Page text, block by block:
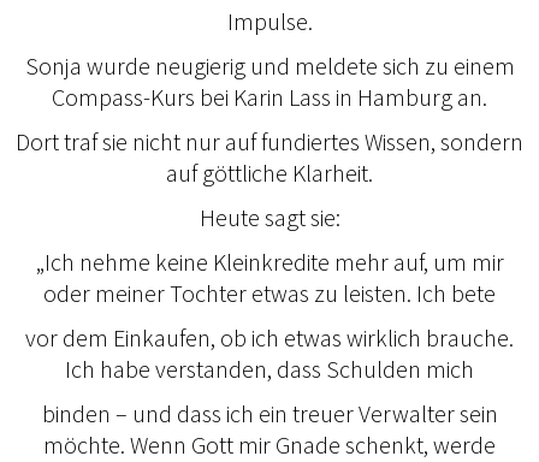
Impulse.
Sonja wurde neugierig und meldete sich zu einem
Compass-Kurs bei Karin Lass in Hamburg an.
Dort traf sie nicht nur auf fundiertes Wissen, sondern
auf göttliche Klarheit.
Heute sagt sie:
„Ich nehme keine Kleinkredite mehr auf, um mir
oder meiner Tochter etwas zu leisten. Ich bete
vor dem Einkaufen, ob ich etwas wirklich brauche.
Ich habe verstanden, dass Schulden mich
binden – und dass ich ein treuer Verwalter sein
möchte. Wenn Gott mir Gnade schenkt, werde